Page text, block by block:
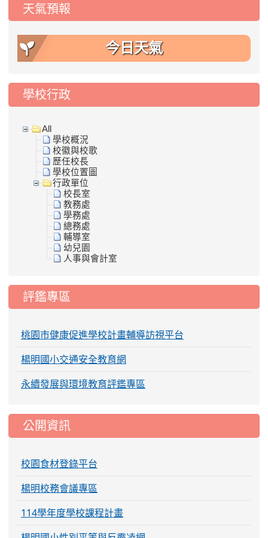
天氣預報
今日天氣
學校行政
All
學校概況
校徽與校歌
歷任校長
學校位置圖
行政單位
校長室
教務處
學務處
總務處
輔導室
幼兒園
人事與會計室
評鑑專區
桃園市健康促進學校計畫輔導訪視平台
楊明國小交通安全教育網
永續發展與環境教育評鑑專區
公開資訊
校園食材登錄平台
楊明校務會議專區
114學年度學校課程計畫